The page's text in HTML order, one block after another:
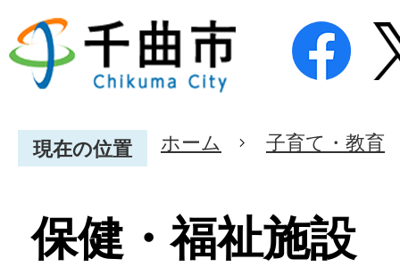
現在の位置 ホーム 子育て・教育
保健・福祉施設